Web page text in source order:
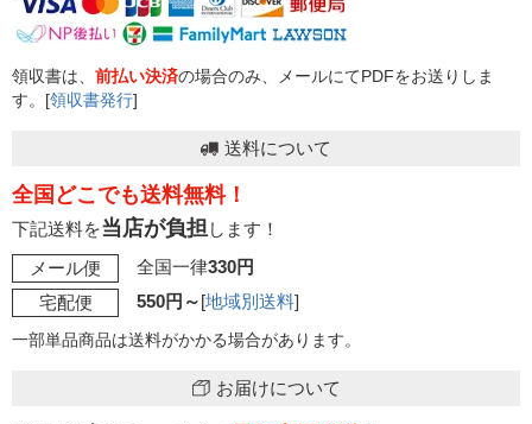
領収書は、 前払い決済の場合のみ、メールにてPDFをお送りしま
す。[領収書発行]
送料について
全国どこでも送料無料！
下記送料を当店が負担します！
メール便
全国一律330円
宅配便
550円～[地域別送料]
一部単品商品は送料がかかる場合があります。
お届けについて